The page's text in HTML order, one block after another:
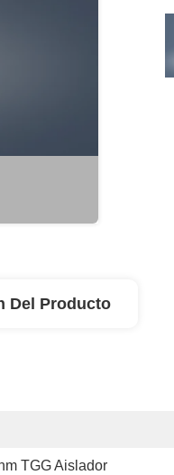
Del Producto
TGG Aislador